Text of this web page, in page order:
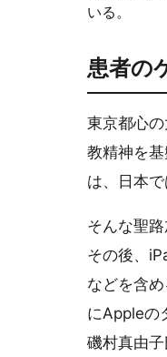
いる。
患者の
東京都心
教精神を
は、日本
そんな聖
その後、
などを含
にAppleの
磯村真由